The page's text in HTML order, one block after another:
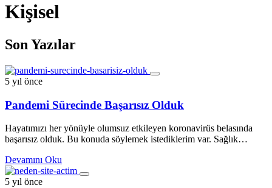
Kişisel
Son Yazılar
5 yıl önce
Pandemi Sürecinde Başarısız Olduk
Hayatımızı her yönüyle olumsuz etkileyen koronavirüs belasında
başarısız olduk. Bu konuda söylemek istediklerim var. Sağlık…
Devamını Oku
5 yıl önce